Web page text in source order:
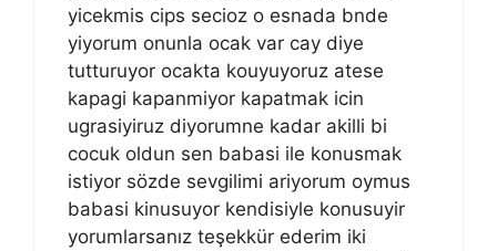
yicekmis cips secioz o esnada bnde
yiyorum onunla ocak var cay diye
tutturuyor ocakta kouyuyoruz atese
kapagi kapanmiyor kapatmak icin
ugrasiyiruz diyorumne kadar akilli bi
cocuk oldun sen babasi ile konusmak
istiyor sözde sevgilimi ariyorum oymus
babasi kinusuyor kendisiyle konusuyir
yorumlarsanız teşekkür ederim iki